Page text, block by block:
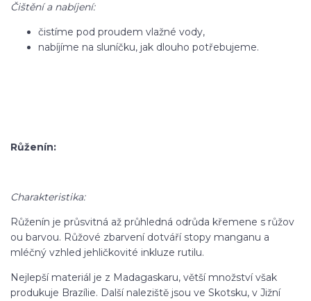
Čištění a nabíjení:
čistíme pod proudem vlažné vody,
nabíjíme na sluníčku, jak dlouho potřebujeme.
Růženín:
Charakteristika:
Růženín je průsvitná až průhledná odrůda křemene s růžov
ou barvou. Růžové zbarvení dotváří stopy manganu a
mléčný vzhled jehličkovité inkluze rutilu.
Nejlepší materiál je z Madagaskaru, větší množství však
produkuje Brazílie. Další naleziště jsou ve Skotsku, v Jižní